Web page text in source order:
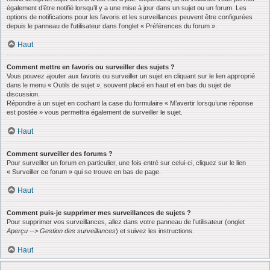
également d’être notifié lorsqu’il y a une mise à jour dans un sujet ou un forum. Les
options de notifications pour les favoris et les surveillances peuvent être configurées
depuis le panneau de l’utilisateur dans l’onglet « Préférences du forum ».
Haut
Comment mettre en favoris ou surveiller des sujets ?
Vous pouvez ajouter aux favoris ou surveiller un sujet en cliquant sur le lien approprié
dans le menu « Outils de sujet », souvent placé en haut et en bas du sujet de
discussion.
Répondre à un sujet en cochant la case du formulaire « M’avertir lorsqu’une réponse
est postée » vous permettra également de surveiller le sujet.
Haut
Comment surveiller des forums ?
Pour surveiller un forum en particulier, une fois entré sur celui-ci, cliquez sur le lien
« Surveiller ce forum » qui se trouve en bas de page.
Haut
Comment puis-je supprimer mes surveillances de sujets ?
Pour supprimer vos surveillances, allez dans votre panneau de l’utilisateur (onglet
Aperçu --> Gestion des surveillances) et suivez les instructions.
Haut